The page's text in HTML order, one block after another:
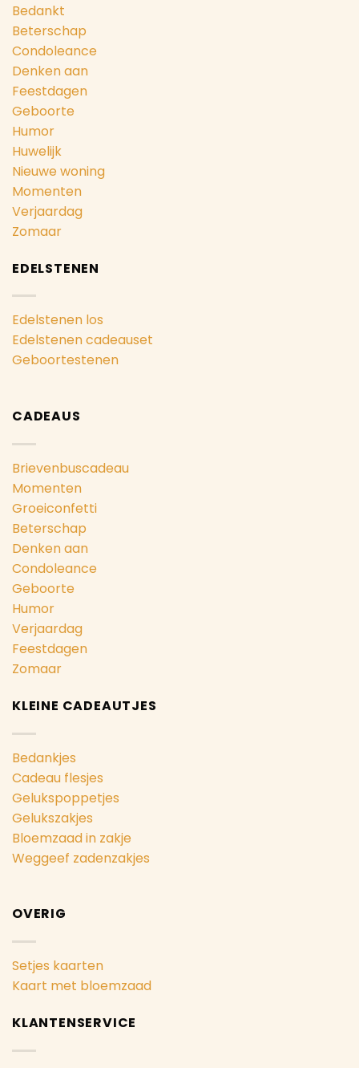
Bedankt
Beterschap
Condoleance
Denken aan
Feestdagen
Geboorte
Humor
Huwelijk
Nieuwe woning
Momenten
Verjaardag
Zomaar
EDELSTENEN
Edelstenen los
Edelstenen cadeauset
Geboortestenen
CADEAUS
Brievenbuscadeau
Momenten
Groeiconfetti
Beterschap
Denken aan
Condoleance
Geboorte
Humor
Verjaardag
Feestdagen
Zomaar
KLEINE CADEAUTJES
Bedankjes
Cadeau flesjes
Gelukspoppetjes
Gelukszakjes
Bloemzaad in zakje
Weggeef zadenzakjes
OVERIG
Setjes kaarten
Kaart met bloemzaad
KLANTENSERVICE